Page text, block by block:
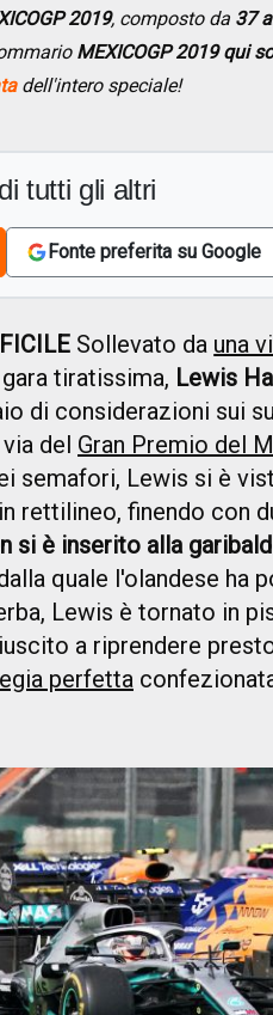
2019, composto da 37
MEXICOGP 2019 qui
dell'intero speciale!
tutti gli altri
Fonte preferita su Google
Sollevato da una
tiratissima, Lewis
di considerazioni sui
del Gran Premio del
semafori, Lewis si è
in rettilineo, finendo con
si è inserito alla
quale l'olandese ha
Lewis è tornato in
a riprendere
perfetta